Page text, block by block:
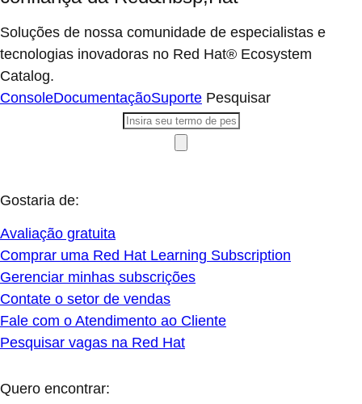
Soluções de nossa comunidade de especialistas e
tecnologias inovadoras no Red Hat® Ecosystem
Catalog.
ConsoleDocumentaçãoSuporte Pesquisar
Gostaria de:
Avaliação gratuita
Comprar uma Red Hat Learning Subscription
Gerenciar minhas subscrições
Contate o setor de vendas
Fale com o Atendimento ao Cliente
Pesquisar vagas na Red Hat
Quero encontrar: